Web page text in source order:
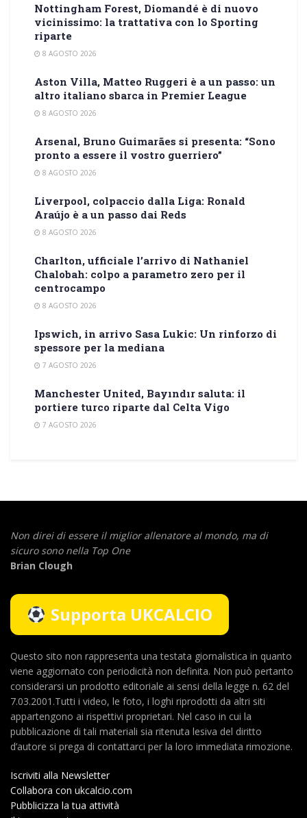
Nottingham Forest, Diomandé è di nuovo
vicinissimo: la trattativa con lo Sporting
riparte
8 AGOSTO 2026
Aston Villa, Matteo Ruggeri è a un passo: un
altro italiano sbarca in Premier League
8 AGOSTO 2026
Arsenal, Bruno Guimarães si presenta: “Sono
pronto a essere il vostro guerriero”
8 AGOSTO 2026
Liverpool, colpaccio dalla Liga: Ronald
Araújo è a un passo dai Reds
8 AGOSTO 2026
Charlton, ufficiale l’arrivo di Nathaniel
Chalobah: colpo a parametro zero per il
centrocampo
8 AGOSTO 2026
Ipswich, in arrivo Sasa Lukic: Un rinforzo di
spessore per la mediana
7 AGOSTO 2026
Manchester United, Bayındır saluta: il
portiere turco riparte dal Celta Vigo
7 AGOSTO 2026
Non direi di essere il miglior allenatore al mondo, ma di
sicuro sono nella Top One
Brian Clough
Supporta UKCALCIO
Questo sito non rappresenta una testata giornalistica in quanto
viene aggiornato con periodicità non definita. Non può pertanto
considerarsi un prodotto editoriale ai sensi della legge n. 62 del
7.03.2001.Tutti i video, le foto, i loghi riprodotti da altri siti
appartengono ai rispettivi proprietari. Nel caso in cui la
pubblicazione di tali materiali sia ritenuta lesiva del diritto
d’autore si prega di contattarci per la loro immediata rimozione.
Iscriviti alla Newsletter
Collabora con ukcalcio.com
Pubblicizza la tua attività